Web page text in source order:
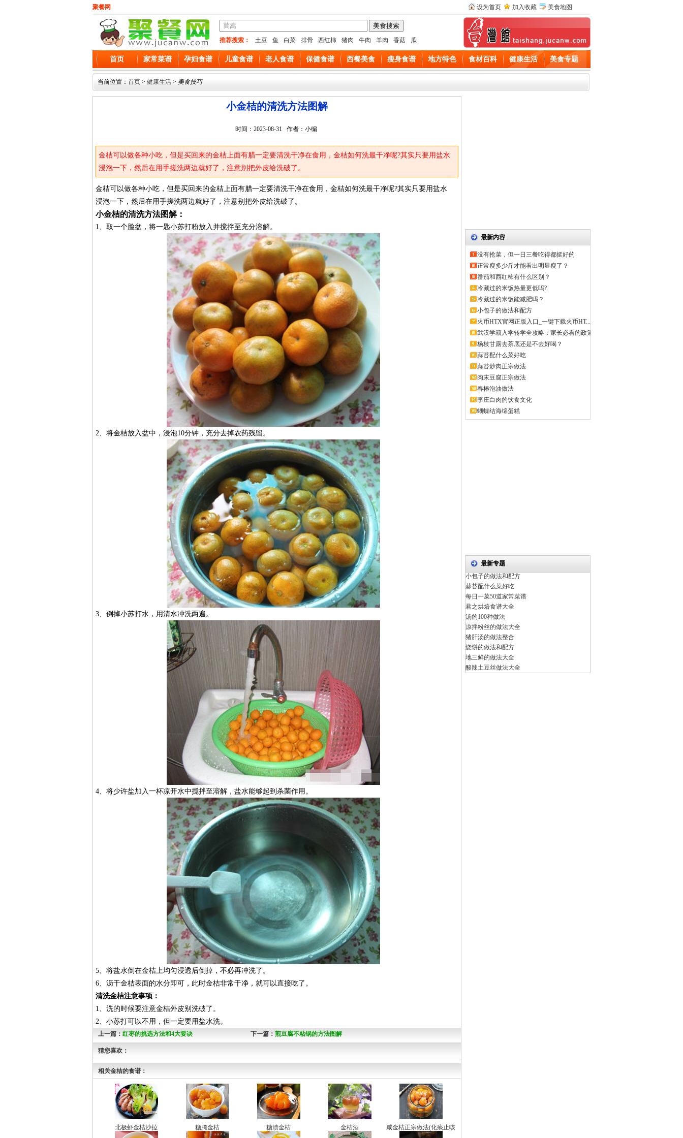
聚餐网 设为首页 加入收藏 美食地图
推荐搜索： 土豆 鱼 白菜 排骨 西红柿 猪肉 牛肉 羊肉 香菇 瓜
首页 家常菜谱 孕妇食谱 儿童食谱 老人食谱 保健食谱 西餐美食 瘦身食谱 地方特色 食材百科 健康生活 美食专题
当前位置： 首页 > 健康生活 > 美食技巧
小金桔的清洗方法图解
时间：2023-08-31 作者：小编
金桔可以做各种小吃，但是买回来的金桔上面有腊一定要清洗干净在食用，金桔如何洗最干净呢?其实只要用盐水
浸泡一下，然后在用手搓洗两边就好了，注意别把外皮给洗破了。
金桔可以做各种小吃，但是买回来的金桔上面有腊一定要清洗干净在食用，金桔如何洗最干净呢?其实只要用盐水
浸泡一下，然后在用手搓洗两边就好了，注意别把外皮给洗破了。
小金桔的清洗方法图解：
1、取一个脸盆，将一匙小苏打粉放入并搅拌至充分溶解。
2、将金桔放入盆中，浸泡10分钟，充分去掉农药残留。
3、倒掉小苏打水，用清水冲洗两遍。
4、将少许盐加入一杯凉开水中搅拌至溶解，盐水能够起到杀菌作用。
5、将盐水倒在金桔上均匀浸透后倒掉，不必再冲洗了。
6、沥干金桔表面的水分即可，此时金桔非常干净，就可以直接吃了。
清洗金桔注意事项：
1、洗的时候要注意金桔外皮别洗破了。
2、小苏打可以不用，但一定要用盐水洗。
上一篇： 红枣的挑选方法和4大要诀 下一篇： 煎豆腐不粘锅的方法图解
猜您喜欢：
相关金桔的食谱：
北极虾金桔沙拉 糖腌金桔 糖渍金桔 金桔酒
咸金桔正宗做法(化痰止咳
最新内容
没有抢菜，但一日三餐吃得都挺好的
正常瘦多少斤才能看出明显瘦了？
番茄和西红柿有什么区别？
冷藏过的米饭热量更低吗?
冷藏过的米饭能减肥吗？
小包子的做法和配方
火币HTX官网正版入口_一键下载火币HT...
武汉学籍入学转学全攻略：家长必看的政策
解...
杨枝甘露去茶底还是不去好喝？
蒜苔配什么菜好吃
蒜苔炒肉正宗做法
肉末豆腐正宗做法
春椿泡油做法
李庄白肉的饮食文化
蝴蝶结海绵蛋糕
最新专题
小包子的做法和配方
蒜苔配什么菜好吃
每日一菜50道家常菜谱
君之烘焙食谱大全
汤的100种做法
凉拌粉丝的做法大全
猪肝汤的做法整合
烧饼的做法和配方
地三鲜的做法大全
酸辣土豆丝做法大全